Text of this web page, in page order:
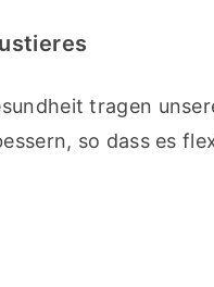
tragen
so dass es